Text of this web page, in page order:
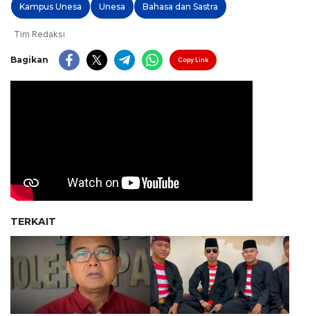
Kampus Unesa Unesa Bahasa dan Sastra
Tim Redaksi
Bagikan Copy Link
TERKAIT